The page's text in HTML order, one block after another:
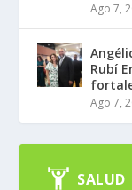
Ago 7,
Rubí
Ago 7,
SALUD